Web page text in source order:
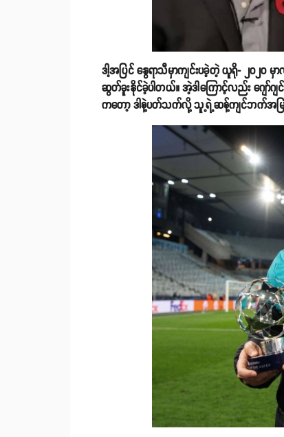
ဒါ့အပြင် နွေရာသီမှာကျင်းပခဲ့တဲ့ ယူရို- ၂၀၂
ဆွတ်ခူးနိုင်ခဲ့ပါတယ်။ အဲ့ဒါကြောင့်လည်း ဂျ
ကတော့ ဒါနဲ့ပတ်သက်လို့ သူ့ရဲ့ဆန့်ကျင်ဘက်အမြ